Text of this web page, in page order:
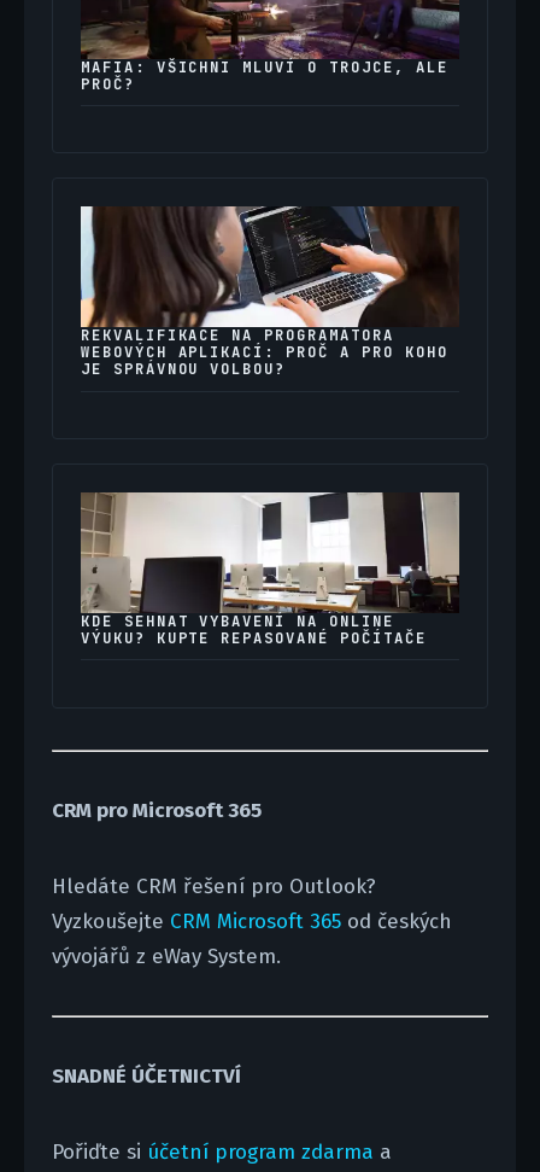
MAFIA: VŠICHNI MLUVÍ O TROJCE, ALE
PROČ?
REKVALIFIKACE NA PROGRAMÁTORA
WEBOVÝCH APLIKACÍ: PROČ A PRO KOHO
JE SPRÁVNOU VOLBOU?
KDE SEHNAT VYBAVENÍ NA ONLINE
VÝUKU? KUPTE REPASOVANÉ POČÍTAČE
CRM pro Microsoft 365
Hledáte CRM řešení pro Outlook?
Vyzkoušejte CRM Microsoft 365od českých
vývojářů z eWay System.
SNADNÉ ÚČETNICTVÍ
Pořiďte si účetní program zdarma a